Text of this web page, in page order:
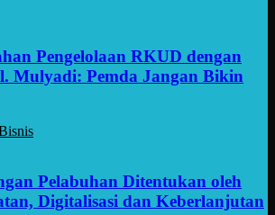
Pengelolaan RKUD dengan
Mulyadi: Pemda Jangan Bikin
Pelabuhan Ditentukan oleh
Digitalisasi dan Keberlanjutan